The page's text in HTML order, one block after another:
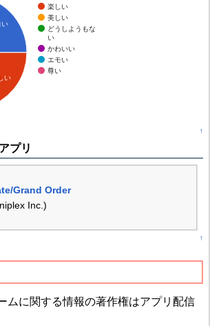
楽しい
美しい
どうしようもな
い
かわいい
エモい
尊い
い
い
↑
プリ
Grand Order
Inc.)
↑
ムに関する情報の著作権はアプリ配信